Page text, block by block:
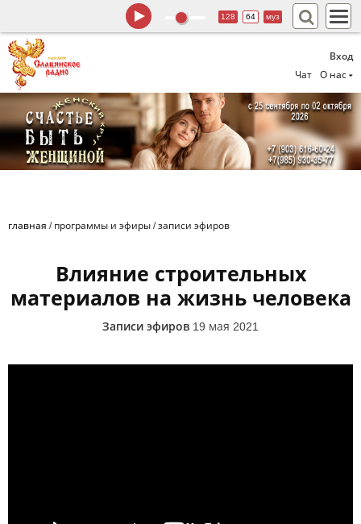
Вход
Чат
О нас
128 64 муз
главная / программы и эфиры /записи эфиров
Влияние строительных
материалов на жизнь человека
Записи эфиров 19 мая 2021